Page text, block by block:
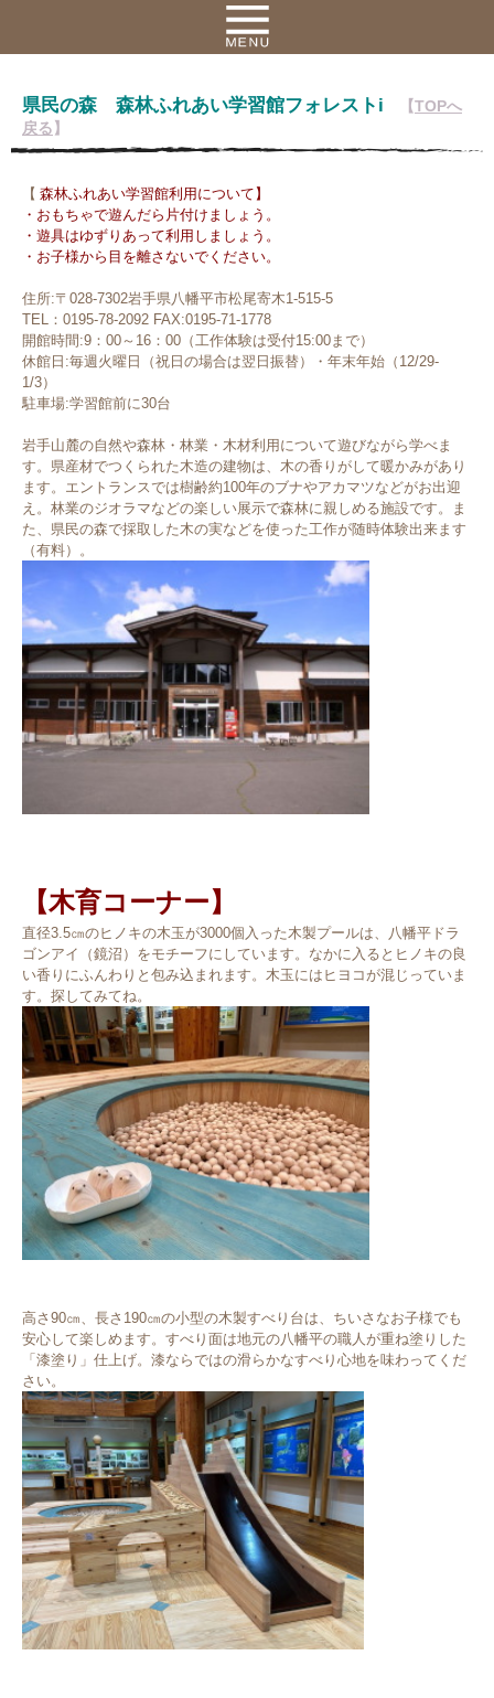
県民の森 森林ふれあい学習館フォレストi 【TOPへ
戻る】
【 森林ふれあい学習館利用について】
・おもちゃで遊んだら片付けましょう。
・遊具はゆずりあって利用しましょう。
・お子様から目を離さないでください。
住所:〒028-7302岩手県八幡平市松尾寄木1-515-5
TEL：0195-78-2092 FAX:0195-71-1778
開館時間:9：00～16：00（工作体験は受付15:00まで）
休館日:毎週火曜日（祝日の場合は翌日振替）・年末年始（12/29-
1/3）
駐車場:学習館前に30台
岩手山麓の自然や森林・林業・木材利用について遊びながら学べま
す。県産材でつくられた木造の建物は、木の香りがして暖かみがあり
ます。エントランスでは樹齢約100年のブナやアカマツなどがお出迎
え。林業のジオラマなどの楽しい展示で森林に親しめる施設です。ま
た、県民の森で採取した木の実などを使った工作が随時体験出来ます
（有料）。
【木育コーナー】
直径3.5㎝のヒノキの木玉が3000個入った木製プールは、八幡平ドラ
ゴンアイ（鏡沼）をモチーフにしています。なかに入るとヒノキの良
い香りにふんわりと包み込まれます。木玉にはヒヨコが混じっていま
す。探してみてね。
高さ90㎝、長さ190㎝の小型の木製すべり台は、ちいさなお子様でも
安心して楽しめます。すべり面は地元の八幡平の職人が重ね塗りした
「漆塗り」仕上げ。漆ならではの滑らかなすべり心地を味わってくだ
さい。